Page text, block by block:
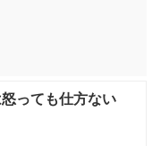
怒っても仕方ない